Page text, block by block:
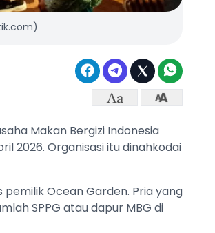
Makan Bergizi Indonesia
2026. Organisasi itu dinahkodai
Ocean Garden. Pria yang
SPPG atau dapur MBG di